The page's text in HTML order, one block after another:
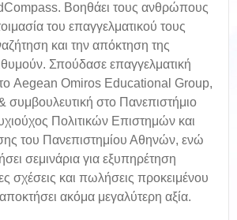
Bοηθάει τους ανθρώπους
του επαγγελματικού τους
και την απόκτηση της
Σπούδασε επαγγελματική
Aegean Omiros Educational Group,
συμβουλευτική στο Πανεπιστήμιο
Πολιτικών Επιστημών και
του Πανεπιστημίου Αθηνών, ενώ
σεμινάρια για εξυπηρέτηση
σχέσεις και πωλήσεις προκειμένου
ακόμα μεγαλύτερη αξία.